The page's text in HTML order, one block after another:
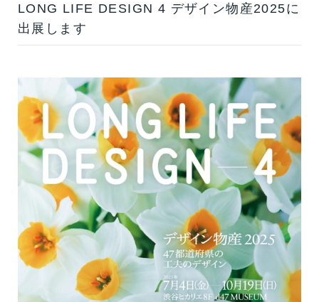
LONG LIFE DESIGN 4 デザイン物産2025に
出展します